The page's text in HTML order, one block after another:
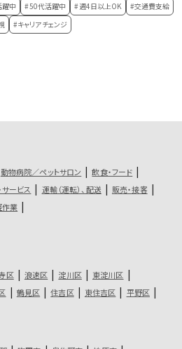
中 #50代活躍中 #週4日以上OK
#交通費支給
#キャリアチェンジ
動物病院／ペットサロン
飲食・フード
サービス 運輸（運転）、配送
販売・接客
作業
区 浪速区 淀川区
東淀川区
鶴見区 住吉区 東住吉区
平野区